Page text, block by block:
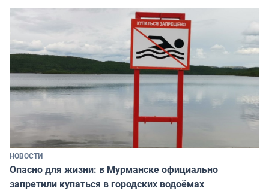
НОВОСТИ
Опасно для жизни: в Мурманске официально
запретили купаться в городских водоёмах